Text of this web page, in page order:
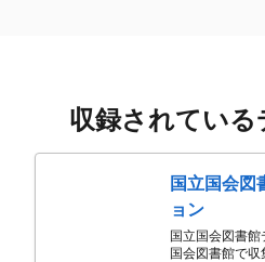
収録されている
国立国会図
ョン
国立国会図書館
国会図書館で収